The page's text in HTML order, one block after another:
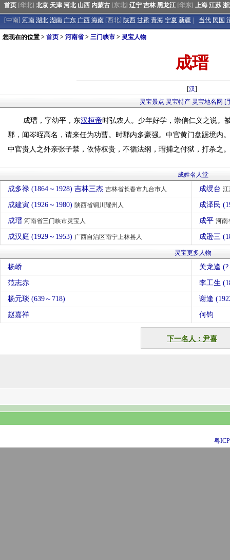
首页 [华北] 北京 天津 河北 山西 内蒙古 [东北] 辽宁 吉林 黑龙江 [华东] 上海 江苏
[中南] 河南 湖北 湖南 广东 广西 海南 [西北] 陕西 甘肃 青海 宁夏 新疆 当代 民国
您现在的位置 > 首页 > 河南省> 三门峡市 > 灵宝人物
成瑨
[汉]
灵宝景点 灵宝特产 灵宝地名网 [
成瑨，字幼平，东汉桓帝时弘农人。少年好学，崇信仁义之说。
郡，闻岑晊高名，请来任为功曹。时郡内多豪强。中官黄门盘踞境内
中官贵人之外亲张子禁，依恃权贵，不循法纲，瑨捕之付狱，打杀之
成姓名人堂
成多禄 (1864～1928) 吉林三杰 吉林省长春市九台市人 成绶台
成建寅 (1926～1980) 陕西省铜川耀州人 成泽民
成瑨 河南省三门峡市灵宝人 成平 河南
成汉庭 (1929～1953) 广西自治区南宁上林县人 成逊三
灵宝更多人物
杨峤 关龙逢
范志赤 李工生
杨元琰 (639～718) 谢逢
赵嘉祥 何钧
下一名人：尹喜
粤